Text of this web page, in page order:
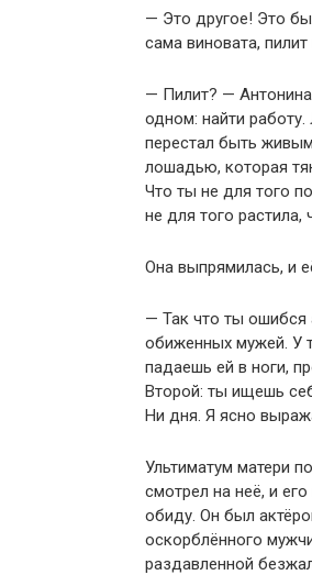
— Это другое! Это
сама виновата,
— Пилит? — Антонина
одном: найти
перестал быть
лошадью, которая
Что ты не для того
не для того
Она выпрямилась, и
— Так что ты ошибся
обиженных мужей. У
падаешь ей в ноги,
Второй: ты ищешь
Ни дня. Я ясно
Ультиматум матери
смотрел на неё, и
обиду. Он был
оскорблённого
раздавленной